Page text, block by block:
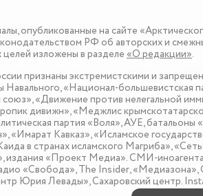
опубликованные на сайте
РФ об авторских и
изложены в разделе«О редакции».
признаны экстремистскими и
«Национал-большевистская
«Движение против нелегальной
дивижн», «Меджлис
партия «Воля», АУЕ,
«Имарат Кавказ», «Исламское
в странах исламского Магриба»,
издания «Проект Медиа». СМИ-
«Свобода», The Insider,
Юрия Левады», Сахаровский центр.